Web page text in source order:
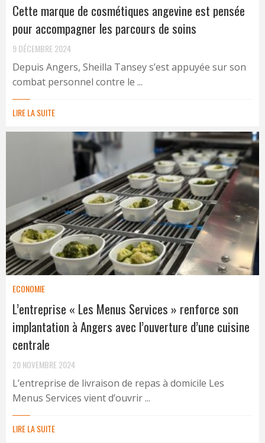
Cette marque de cosmétiques angevine est pensée
pour accompagner les parcours de soins
9 DÉCEMBRE 2024
Depuis Angers, Sheilla Tansey s’est appuyée sur son
combat personnel contre le ...
LIRE LA SUITE
ECONOMIE
L’entreprise « Les Menus Services » renforce son
implantation à Angers avec l’ouverture d’une cuisine
centrale
20 NOVEMBRE 2024
L’entreprise de livraison de repas à domicile Les
Menus Services vient d’ouvrir ...
LIRE LA SUITE